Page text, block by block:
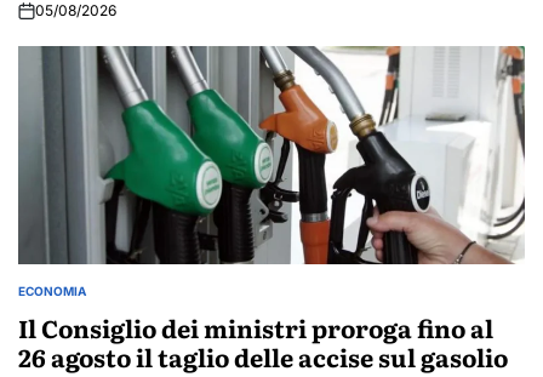
05/08/2026
POSTED
IN
ECONOMIA
Il Consiglio dei ministri proroga fino al
26 agosto il taglio delle accise sul gasolio